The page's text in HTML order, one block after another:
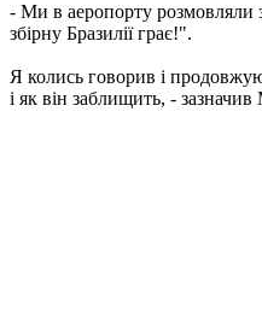
- Ми в аеропорту розмовляли
збірну Бразилії грає!".
Я колись говорив і
і як він заблищить, -